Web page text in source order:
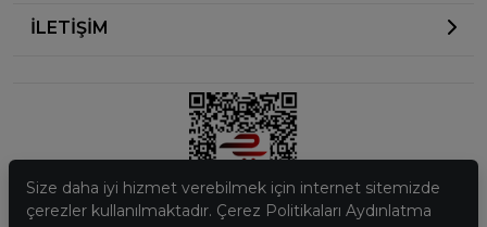
İLETİŞİM
Size daha iyi hizmet verebilmek için internet sitemizde
çerezler kullanılmaktadır. Çerez Politikaları Aydınlatma